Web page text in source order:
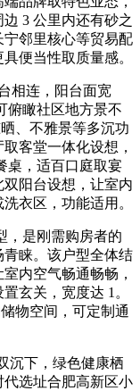
3 公里内还有砂之
邻里核心等贸易配
便当性取质量感。
相连，阳台面宽
俯瞰社区地方景不
、不雅景等多沉功
客堂一体化设想，
桌，适百口庭取宴
阳台设想，让室内
衣区，功能适用。
是刚需购房者的
睐。该户型全体结
内空气畅通畅畅，
玄关，宽度达 1。
物空间，可定制通
下，绿色健康栖
选址合肥高新区小